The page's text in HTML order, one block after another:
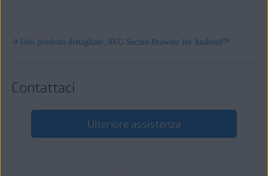
Info prodotto dettagliate: AVG Secure Browser for Android™
Contattaci
Ulteriore assistenza